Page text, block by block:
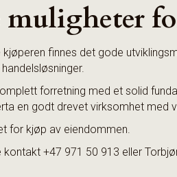
muligheter
kjøperen finnes det gode
forretning med et solid
en godt drevet virksomhet med
for kjøp av eiendommen.
kontakt +47 971 50 913 eller